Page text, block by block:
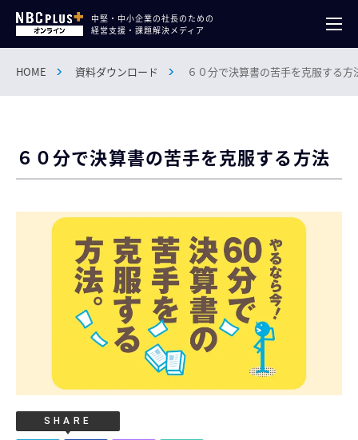
中堅・中小企業の社長のための
経営支援・課題解決メディア
HOME 資料ダウンロード ６０分で決算書の苦手を克服する方
６０分で決算書の苦手を克服する方法
SHARE